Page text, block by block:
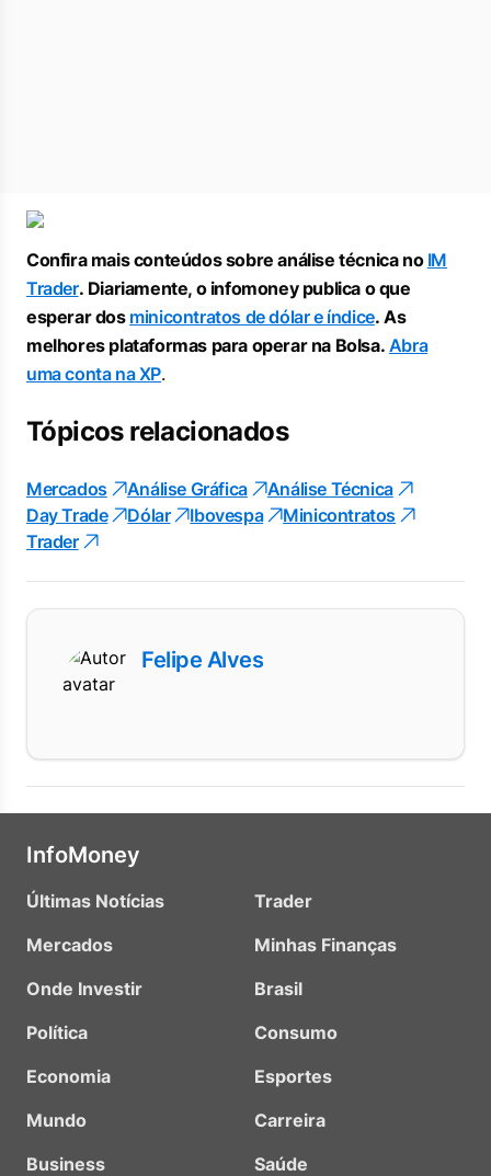
Confira mais conteúdos sobre análise técnica no IM
Trader. Diariamente, o infomoney publica o que
esperar dos minicontratos de dólar e índice. As
melhores plataformas para operar na Bolsa. Abra
uma conta na XP.
Tópicos relacionados
Mercados Análise Gráfica
Análise Técnica
Day Trade
Dólar Ibovespa
Minicontratos
Trader
Felipe Alves
InfoMoney
Últimas Notícias
Mercados
Onde Investir
Política
Economia
Mundo
Business
Trader
Minhas Finanças
Brasil
Consumo
Esportes
Carreira
Saúde